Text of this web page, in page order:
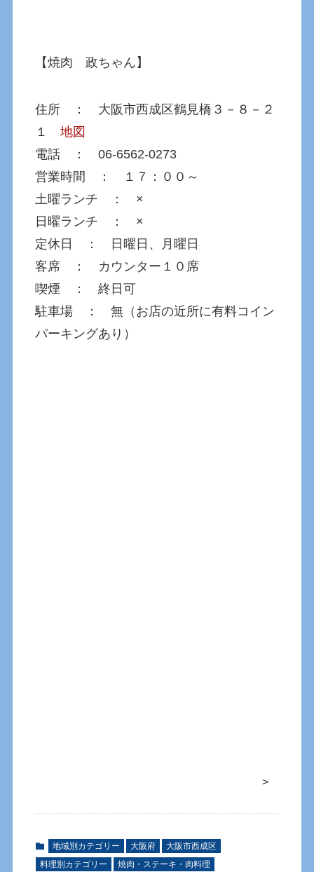
【焼肉 政ちゃん】
住所 ： 大阪市西成区鶴見橋３－８－２
１地図
電話 ： 06-6562-0273
営業時間 ： １７：００～
土曜ランチ ： ×
日曜ランチ ： ×
定休日 ： 日曜日、月曜日
客席 ： カウンター１０席
喫煙 ： 終日可
駐車場 ： 無（お店の近所に有料コイン
パーキングあり）
>
地域別カテゴリー 大阪府
大阪市西成区
料理別カテゴリー
焼肉・ステーキ・肉料理